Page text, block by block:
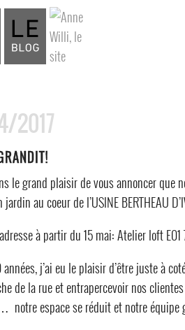
2017
le grand plaisir de vous annoncer que
au coeur de l’USINE BERTHEAU
à partir du 15 mai: Atelier loft
années, j’ai eu le plaisir d’être juste à
de la rue et entrapercevoir nos
notre espace se réduit et notre équipe